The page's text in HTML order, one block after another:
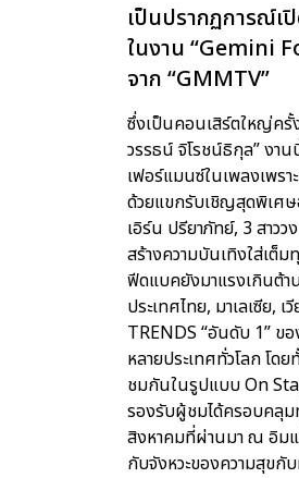
เป็นปรากฏการณ์
ในงาน “Gemini
จาก “GMMTV”
ซึ่งเป็นคอนเสิร์ตใหญ่ครั้
วรรธน์ จิโรชน์ธิกุล” งา
เฟอร์แมนซ์ในเพลงเพร
ด้วยแขกรับเชิญสุดพิเศ
เอิร์น ปรียาภัทย์, 3 สาวว
สร้างความบันเทิงใส่เต็
ฟีดแบคยังมาแรงเกินต้
ประเทศไทย, มาเลเซีย
TRENDS “อันดับ 1” ข
หลายประเทศทั่วโลก โด
ชมกันในรูปแบบ On
รองรับผู้ชมได้ครอบคลุม
สิงหาคมที่ผ่านมา ณ อิมแ
กับจังหวะของความสุข